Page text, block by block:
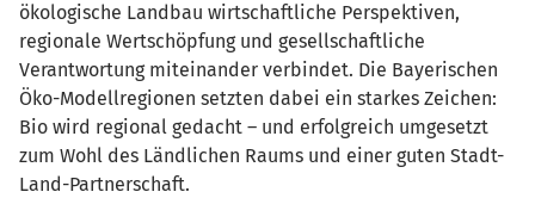
ökologische Landbau wirtschaftliche Perspektiven,
regionale Wertschöpfung und gesellschaftliche
Verantwortung miteinander verbindet. Die Bayerischen
Öko-Modellregionen setzten dabei ein starkes Zeichen:
Bio wird regional gedacht – und erfolgreich umgesetzt
zum Wohl des Ländlichen Raums und einer guten Stadt-
Land-Partnerschaft.